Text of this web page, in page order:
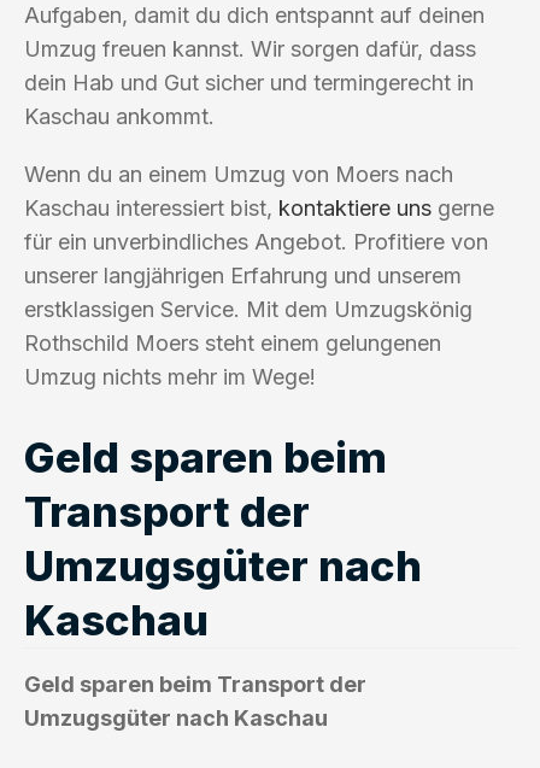
Aufgaben, damit du dich entspannt auf deinen
Umzug freuen kannst. Wir sorgen dafür, dass
dein Hab und Gut sicher und termingerecht in
Kaschau ankommt.
Wenn du an einem Umzug von Moers nach
Kaschau interessiert bist, kontaktiere uns gerne
für ein unverbindliches Angebot. Profitiere von
unserer langjährigen Erfahrung und unserem
erstklassigen Service. Mit dem Umzugskönig
Rothschild Moers steht einem gelungenen
Umzug nichts mehr im Wege!
Geld sparen beim
Transport der
Umzugsgüter nach
Kaschau
Geld sparen beim Transport der
Umzugsgüter nach Kaschau